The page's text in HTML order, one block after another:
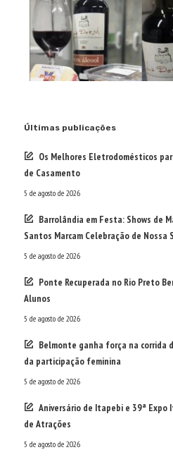
Últimas publicações
Os Melhores Eletrodomésticos
de Casamento
5 de agosto de 2026
Barrolândia em Festa: Shows de
Santos Marcam Celebração de Nossa
5 de agosto de 2026
Ponte Recuperada no Rio Preto
Alunos
5 de agosto de 2026
Belmonte ganha força na corrida
da participação feminina
5 de agosto de 2026
Aniversário de Itapebi e 39ª Expo
de Atrações
5 de agosto de 2026